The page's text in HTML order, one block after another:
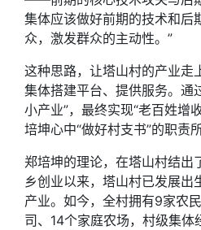
集体应该做好前期的技术和后
众，激发群众的主动性。”
这种思路，让塔山村的产业走
集体搭建平台、提供服务。通
小产业”，最终实现“老百姓增
培坤心中“做好村支书”的职责所
郑培坤的理论，在塔山村结出
乡创业以来，塔山村已发展出
产业。如今，全村拥有9家农
司、14个家庭农场，村级集体